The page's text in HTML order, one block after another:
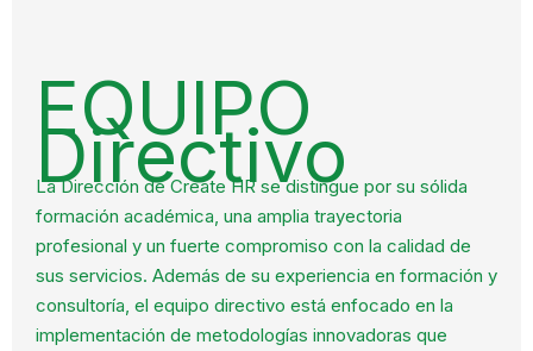
EQUIPO
Directivo
La Dirección de Créate HR se distingue por su sólida
formación académica, una amplia trayectoria
profesional y un fuerte compromiso con la calidad de
sus servicios. Además de su experiencia en formación y
consultoría, el equipo directivo está enfocado en la
implementación de metodologías innovadoras que